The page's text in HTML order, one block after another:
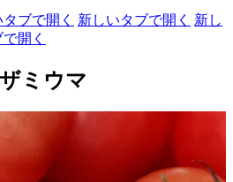
ブで開く 新しいタブで開く
新し
開く
ミウマ